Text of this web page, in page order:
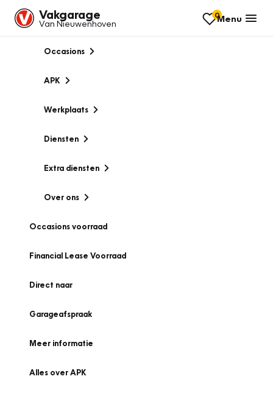
Vakgarage
Van Nieuwenhoven
0Menu
Occasions
APK
Werkplaats
Diensten
Extra diensten
Over ons
Occasions voorraad
Financial Lease Voorraad
Direct naar
Garageafspraak
Meer informatie
Alles over APK